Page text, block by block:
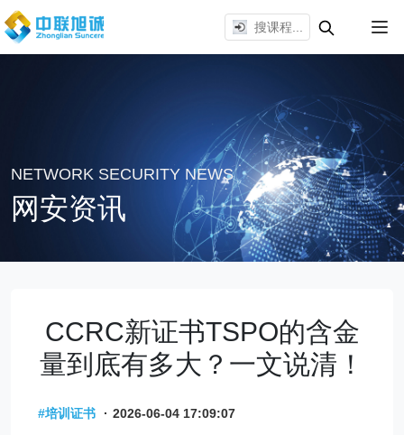
NETWORK SECURITY NEWS
网安资讯
CCRC新证书TSPO的含金
量到底有多大？一文说清！
#培训证书 · 2026-06-04 17:09:07